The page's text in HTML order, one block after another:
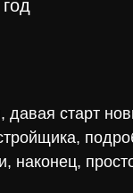
старт
наконец,